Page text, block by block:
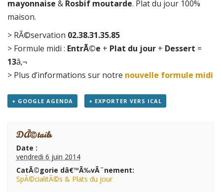
mayonnaise & Rosbif moutarde. Plat du jour 100%
maison.
> RÃ©servation 02.38.31.35.85
> Formule midi : EntrÃ©e + Plat du jour + Dessert =
13â‚¬
> Plus d’informations sur notre nouvelle formule midi
+ GOOGLE AGENDA + EXPORTER VERS ICAL
DÃ©tails
Date :
vendredi 6 juin 2014
CatÃ©gorie dâ€™Ã‰vÃ¨nement:
SpÃ©cialitÃ©s & Plats du jour